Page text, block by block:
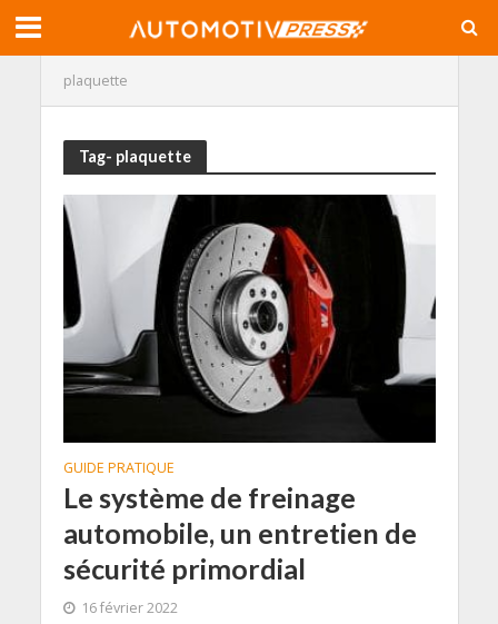
plaquette
Tag- plaquette
GUIDE PRATIQUE
Le système de freinage
automobile, un entretien de
sécurité primordial
16 février 2022